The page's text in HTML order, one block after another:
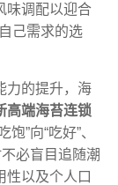
味调配以迎合
己需求的选
力的提升，海
高端海苔连锁
”向“吃好”、
必盲目追随潮
性以及个人口